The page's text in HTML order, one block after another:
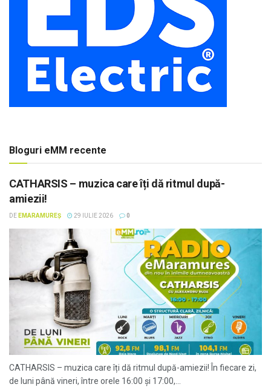
Bloguri eMM recente
CATHARSIS – muzica care îți dă ritmul după-
amiezii!
DE EMARAMUREȘ 29 IULIE 2026 0
CATHARSIS – muzica care îți dă ritmul după-amiezii! În fiecare zi,
de luni până vineri, între orele 16:00 și 17:00,...